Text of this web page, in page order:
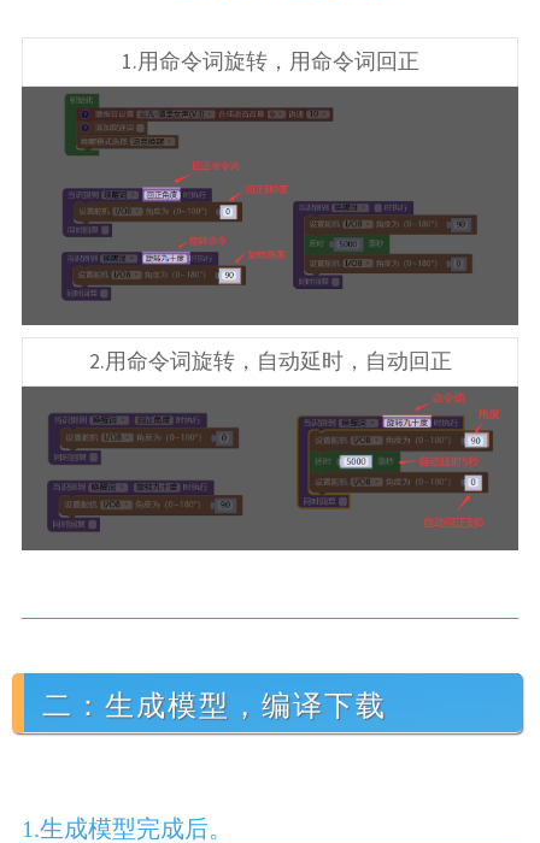
1.用命令词旋转，用命令词回正
2.用命令词旋转，自动延时，自动回正
二：生成模型，编译下载
1.生成模型完成后。